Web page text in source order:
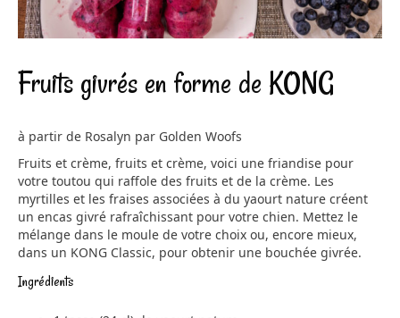
Fruits givrés en forme de KONG
à partir de Rosalyn par Golden Woofs
Fruits et crème, fruits et crème, voici une friandise pour
votre toutou qui raffole des fruits et de la crème. Les
myrtilles et les fraises associées à du yaourt nature créent
un encas givré rafraîchissant pour votre chien. Mettez le
mélange dans le moule de votre choix ou, encore mieux,
dans un KONG Classic, pour obtenir une bouchée givrée.
Ingrédients